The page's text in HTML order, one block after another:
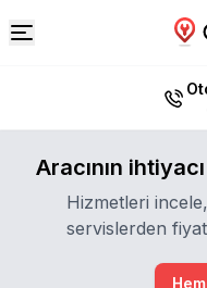
Aracının
Hizmetleri
servislerden